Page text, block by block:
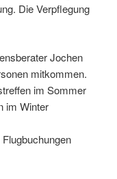
Die Verpflegung
Jochen
mitkommen.
im Sommer
im Winter